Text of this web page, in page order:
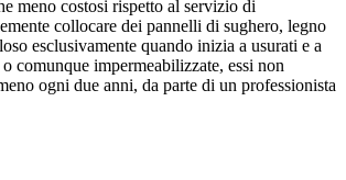
meno costosi rispetto al servizio di
collocare dei pannelli di sughero, legno
esclusivamente quando inizia a usurati e a
comunque impermeabilizzate, essi non
ogni due anni, da parte di un professionista